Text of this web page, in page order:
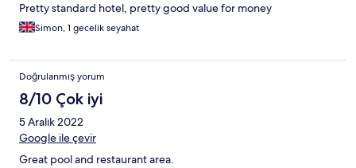
Pretty standard hotel, pretty good value for money
Simon, 1 gecelik seyahat
Doğrulanmış yorum
8/10 Çok iyi
5 Aralık 2022
Google ile çevir
Great pool and restaurant area.